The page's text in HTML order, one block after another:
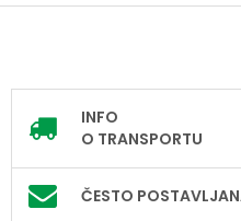
INFO
O TRANSPORTU
ČESTO